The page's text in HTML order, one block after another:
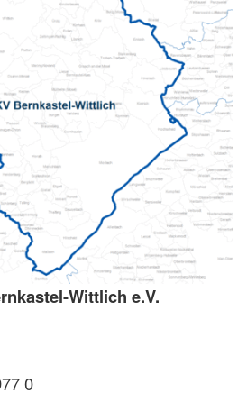
Wittlich e.V.
0